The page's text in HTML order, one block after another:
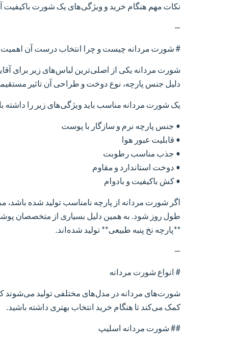
نکات مهم هنگام خرید و ویژگی‌های یک شورت باکیفیت
—
# شورت مردانه چیست و چرا انتخاب درست آن اهمیت
شورت مردانه یکی از اصلی‌ترین لباس‌های زیر برای
دلیل جنس پارچه، نوع دوخت و طراحی آن تاثیر
یک شورت مردانه مناسب باید ویژگی‌های زیر را داشته
• جنس پارچه نرم و سازگار با پوست
• قابلیت عبور هوا
• جذب مناسب رطوبت
• دوخت استاندارد و مقاوم
• کش باکیفیت و بادوام
اگر شورت مردانه از پارچه نامناسب تولید شده
طول روز شود. به همین دلیل بسیاری از متخصصان
**پارچه نخ پنبه طبیعی** تولید شده‌اند.
—
# انواع شورت مردانه
شورت‌های مردانه در مدل‌های مختلفی تولید می‌شوند
کمک می‌کند تا هنگام خرید انتخاب بهتری داشته باشید.
## شورت مردانه اسلیپ